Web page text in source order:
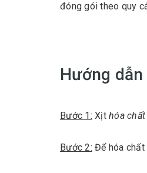
đóng gói theo quy
Hướng
Bước 1: Xịt hóa
Bước 2: Để hóa chất